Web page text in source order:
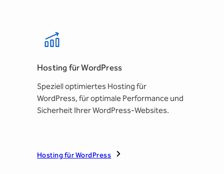
Hosting für WordPress
Speziell optimiertes Hosting für
WordPress, für optimale Performance und
Sicherheit Ihrer WordPress-Websites.
Hosting für WordPress